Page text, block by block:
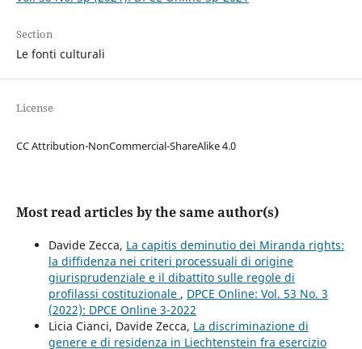
Section
Le fonti culturali
License
CC Attribution-NonCommercial-ShareAlike 4.0
Most read articles by the same author(s)
Davide Zecca, La capitis deminutio dei Miranda rights:
la diffidenza nei criteri processuali di origine
giurisprudenziale e il dibattito sulle regole di
profilassi costituzionale , DPCE Online: Vol. 53 No. 3
(2022): DPCE Online 3-2022
Licia Cianci, Davide Zecca, La discriminazione di
genere e di residenza in Liechtenstein fra esercizio